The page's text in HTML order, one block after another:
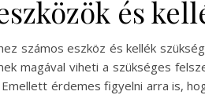
és
számos eszköz és kellék
magával viheti a szükséges
érdemes figyelni arra is,